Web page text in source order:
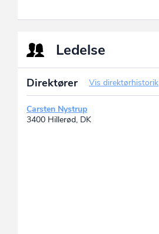
Ledelse
Direktører Vis direktørhistorik
Carsten Nystrup
3400 Hillerød, DK